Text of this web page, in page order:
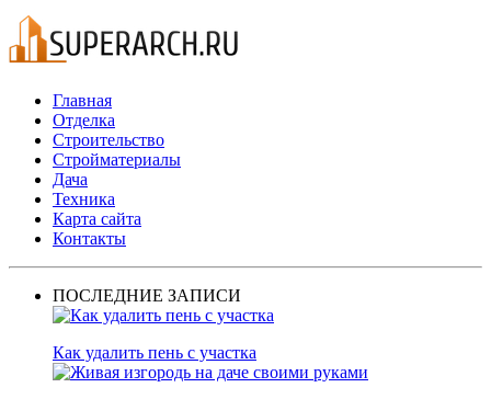
Главная
Отделка
Строительство
Стройматериалы
Дача
Техника
Карта сайта
Контакты
ПОСЛЕДНИЕ ЗАПИСИ
Как удалить пень с участка